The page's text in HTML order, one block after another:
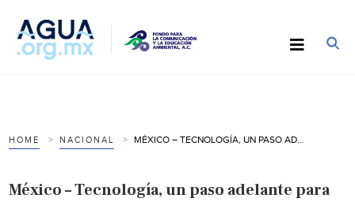
HOME NACIONAL
México – Tecnología, un paso adelante para